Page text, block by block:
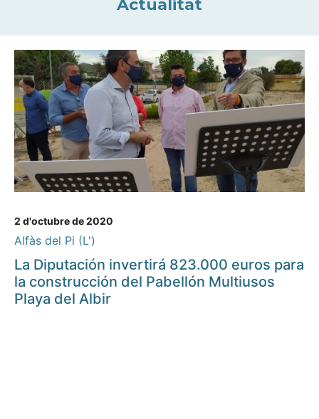
Actualitat
2 d'octubre de 2020
Alfàs del Pi (L')
La Diputación invertirá 823.000 euros para
la construcción del Pabellón Multiusos
Playa del Albir